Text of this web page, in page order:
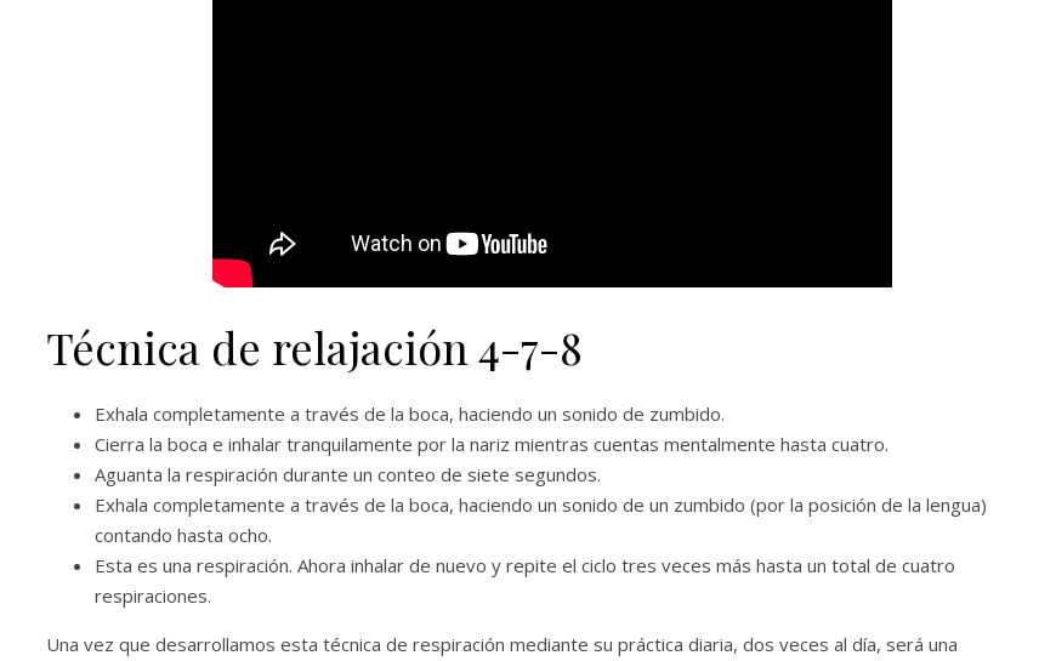
Técnica de relajación 4-7-8
Exhala completamente a través de la boca, haciendo un sonido de zumbido.
Cierra la boca e inhalar tranquilamente por la nariz mientras cuentas mentalmente hasta cuatro.
Aguanta la respiración durante un conteo de siete segundos.
Exhala completamente a través de la boca, haciendo un sonido de un zumbido (por la posición de la lengua)
contando hasta ocho.
Esta es una respiración. Ahora inhalar de nuevo y repite el ciclo tres veces más hasta un total de cuatro
respiraciones.
Una vez que desarrollamos esta técnica de respiración mediante su práctica diaria, dos veces al día, será una